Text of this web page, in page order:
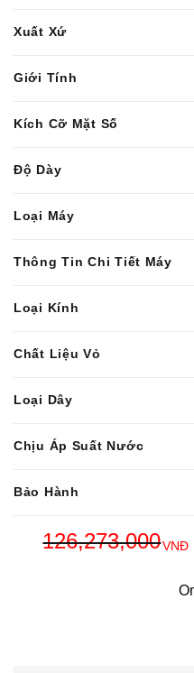
Xuất Xứ
Giới Tính
Kích Cỡ Mặt Số
Độ Dày
Loại Máy
Thông Tin Chi Tiết Máy
Loại Kính
Chất Liệu Vỏ
Loại Dây
Chịu Áp Suất Nước
Bảo Hành
126,273,000VNĐ